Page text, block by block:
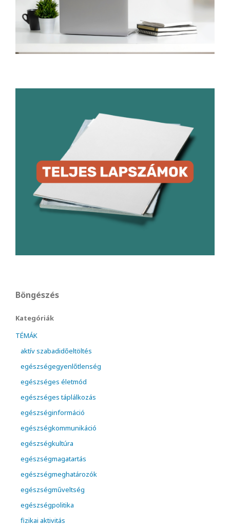
Böngészés
Kategóriák
TÉMÁK
aktív szabadidőeltöltés
egészségegyenlőtlenség
egészséges életmód
egészséges táplálkozás
egészséginformáció
egészségkommunikáció
egészségkultúra
egészségmagatartás
egészségmeghatározók
egészségműveltség
egészségpolitika
fizikai aktivitás